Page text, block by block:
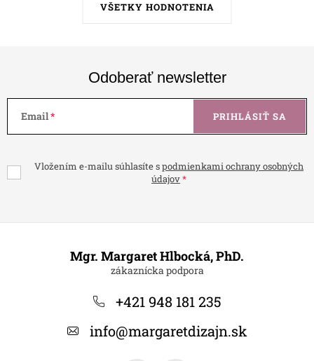
VŠETKY HODNOTENIA
Odoberať newsletter
Email
Vložením e-mailu súhlasíte spodmienkami ochrany osobných
údajov
PRIHLÁSIŤ SA
Mgr. Margaret Hlbocká, PhD.
+421 948 181 235
info@margaretdizajn.sk